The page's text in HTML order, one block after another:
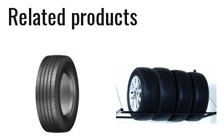
Related products